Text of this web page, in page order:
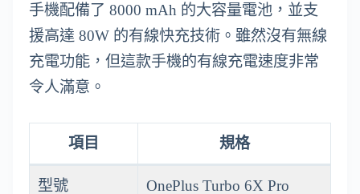
手機配備了 8000 mAh 的大容量電池，並支
援高達 80W 的有線快充技術。雖然沒有無線
充電功能，但這款手機的有線充電速度非常
令人滿意。
項目 規格
型號 OnePlus Turbo 6X Pro